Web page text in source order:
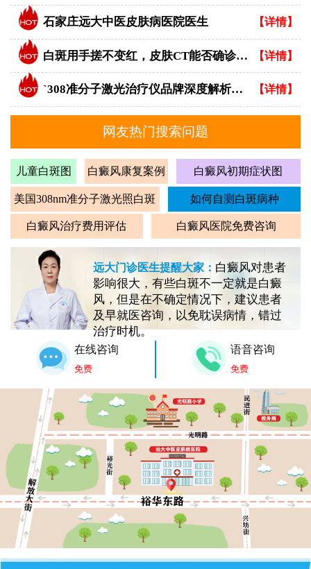
石家庄远大中医皮肤病医院医生 【详情】
白斑用手搓不变红，皮肤CT能否确诊白癜风？ 【详情】
`308准分子激光治疗仪品牌深度解析：专业视角下的优选指南` 【详情】
网友热门搜索问题
儿童白斑图 白癜风康复案例 白癜风初期症状图
美国308nm准分子激光照白斑 如何自测白斑病种
白癜风治疗费用评估 白癜风医院免费咨询
远大门诊医生提醒大家： 白癜风对患者
影响很大，有些白斑不一定就是白癜
风，但是在不确定情况下，建议患者
及早就医咨询，以免耽误病情，错过
治疗时机。
在线咨询
免费
语音咨询
免费